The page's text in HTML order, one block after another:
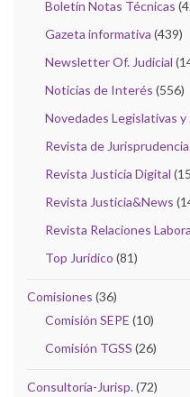
Boletín Notas Técnicas
Gazeta informativa (439)
Newsletter Of. Judicial
Noticias de Interés (556)
Novedades Legislativas
Revista de
Revista Justicia Digital
Revista Justicia&News
Revista Relaciones
Top Jurídico (81)
Comisiones (36)
Comisión SEPE (10)
Comisión TGSS (26)
Consultoría-Jurisp.(72)